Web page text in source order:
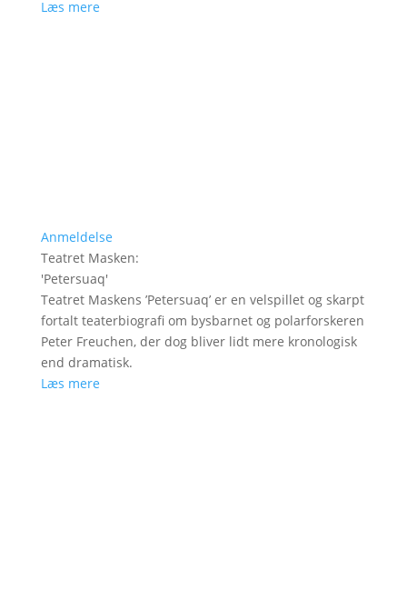
Læs mere
Anmeldelse
Teatret Masken:
'Petersuaq'
Teatret Maskens ’Petersuaq’ er en velspillet og skarpt
fortalt teaterbiografi om bysbarnet og polarforskeren
Peter Freuchen, der dog bliver lidt mere kronologisk
end dramatisk.
Læs mere